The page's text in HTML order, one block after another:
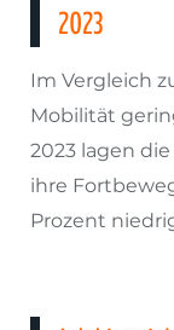
2023
Im Vergleich
Mobilität
2023 lagen
ihre
Prozent